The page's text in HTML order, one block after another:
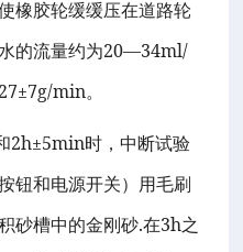
橡胶轮缓缓压在道路轮
的流量约为20—34ml/
27±7g/min。
2h±5min时，中断试验
钮和电源开关）用毛刷
砂槽中的金刚砂.在3h之